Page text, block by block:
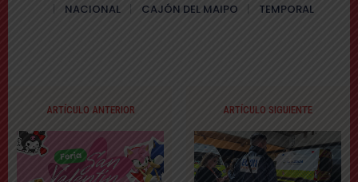
NACIONAL
CAJÓN DEL MAIPO TEMPORAL
ARTÍCULO ANTERIOR ARTÍCULO SIGUIENTE